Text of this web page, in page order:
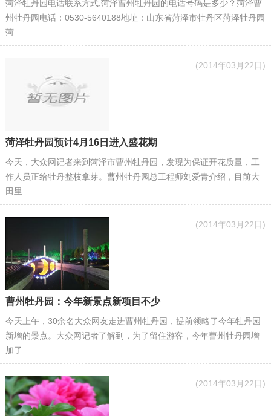
菏泽牡丹园电话联系方式,菏泽曹州牡丹园的电话号码是多少？菏泽曹
州牡丹园电话：0530-5640188地址：山东省菏泽市牡丹区菏泽牡丹园
菏
(2014年03月22日)
菏泽牡丹园预计4月16日进入盛花期
今天，大众网记者来到菏泽市曹州牡丹园，发现为保证开花质量，工
作人员正给牡丹整枝拿芽。曹州牡丹园总工程师刘爱青介绍，目前大
田里
(2014年03月22日)
曹州牡丹园：今年新景点新项目不少
今天上午，30余名大众网友走进曹州牡丹园，提前领略了今年牡丹园
新增的景点。大众网记者了解到，为了留住游客，今年曹州牡丹园增
加了
(2014年03月22日)